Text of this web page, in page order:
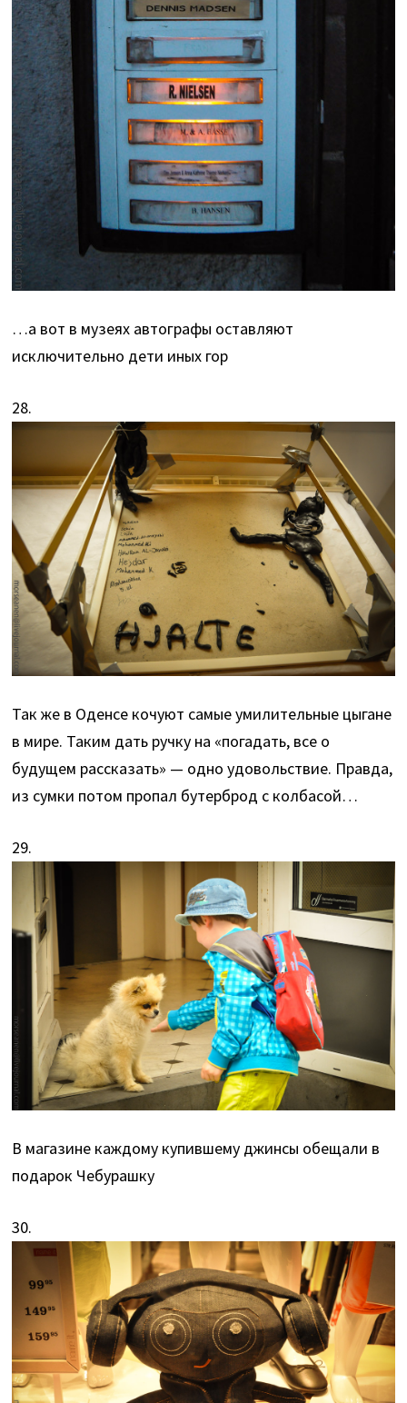
…а вот в музеях автографы оставляют
исключительно дети иных гор
28.
Так же в Оденсе кочуют самые умилительные цыгане
в мире. Таким дать ручку на «погадать, все о
будущем рассказать» — одно удовольствие. Правда,
из сумки потом пропал бутерброд с колбасой…
29.
В магазине каждому купившему джинсы обещали в
подарок Чебурашку
30.